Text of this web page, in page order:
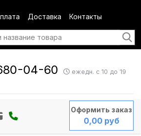
Доставка Контакты
04-60 ежедн. с 10 до 19
Оформить заказ
0,00 руб